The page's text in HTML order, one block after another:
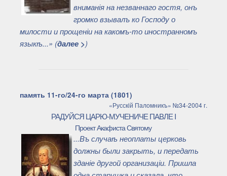
вниманія на незваннаго гостя, онъ
громко взывалъ ко Господу о
милости и прощеніи на какомъ-то иностранномъ
языкѣ...» (далее >)
память 11-го/24-го марта (1801)
«Русскiй Паломникъ» №34-2004 г.
РАДУЙСЯ ЦАРЮ-МУЧЕНИЧЕ ПАВЛЕ I
Проект Акафиста Святому
...Въ случаѣ неоплаты церковь
должны были закрыть, и передать
зданіе другой организаціи. Пришла